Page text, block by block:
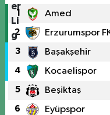
1 Amed
2 Erzurumspor
3 Başakşehir
4 Kocaelispor
5 Beşiktaş
6 Eyüpspor